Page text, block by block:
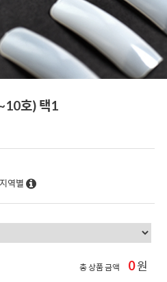
호) 택1
지역별
총 상품 금액 0원